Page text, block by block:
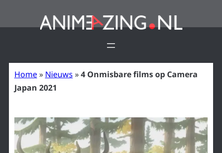
Home» Nieuws »4 Onmisbare films op Camera
Japan 2021